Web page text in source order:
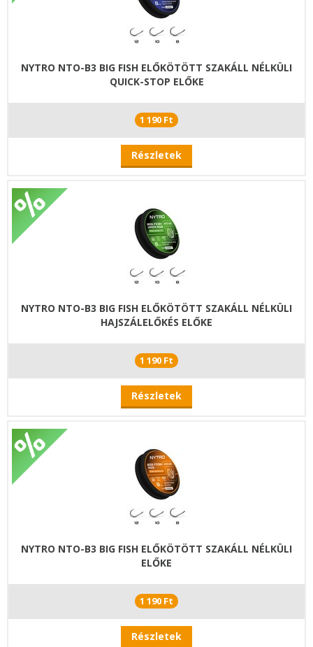
NYTRO NTO-B3 BIG FISH ELŐKÖTÖTT SZAKÁLL NÉLKÜLI
QUICK-STOP ELŐKE
1 190 Ft
Részletek
NYTRO NTO-B3 BIG FISH ELŐKÖTÖTT SZAKÁLL NÉLKÜLI
HAJSZÁLELŐKÉS ELŐKE
1 190 Ft
Részletek
NYTRO NTO-B3 BIG FISH ELŐKÖTÖTT SZAKÁLL NÉLKÜLI
ELŐKE
1 190 Ft
Részletek